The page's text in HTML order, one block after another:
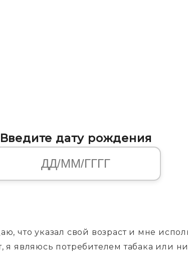
Введите дату рождения
что указал свой возраст и мне
я являюсь потребителем табака или